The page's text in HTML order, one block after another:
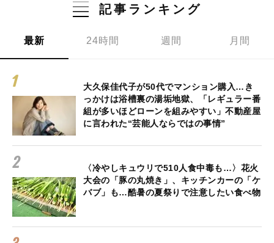
記事ランキング
最新 24時間 週間 月間
大久保佳代子が50代でマンション購入…き
っかけは浴槽裏の湯垢地獄、「レギュラー番
組が多いほどローンを組みやすい」不動産屋
に言われた“芸能人ならではの事情”
〈冷やしキュウリで510人食中毒も…〉花火
大会の「豚の丸焼き」、キッチンカーの「ケ
バブ」も…酷暑の夏祭りで注意したい食べ物